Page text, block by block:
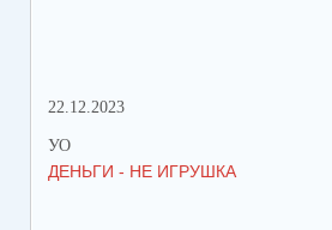
22.12.2023
УО
ДЕНЬГИ - НЕ ИГРУШКА